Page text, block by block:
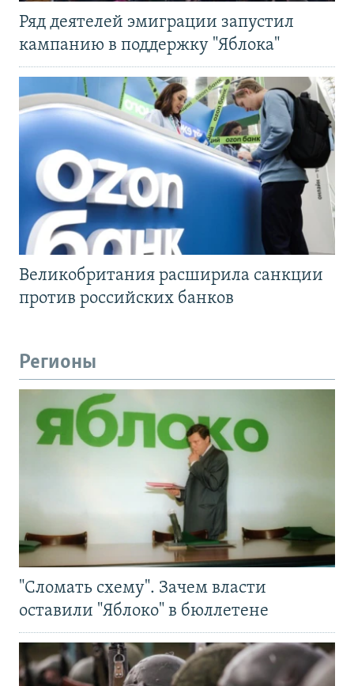
Ряд деятелей эмиграции запустил
кампанию в поддержку "Яблока"
Великобритания расширила санкции
против российских банков
Регионы
"Сломать схему". Зачем власти
оставили "Яблоко" в бюллетене